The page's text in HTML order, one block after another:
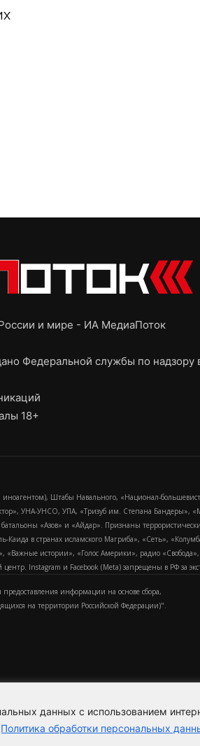
данных с использованием
обработки персональных
и мире - ИА МедиаПоток
Федеральной службы по надзору
18+
Штабы Навального, «Национал-
УНА-УНСО, УПА, «Тризуб им. Степана Бандеры»,
батальоны «Азов» и «Айдар». Признаны
в странах исламского Магриба», «Сеть»,
истории», «Голос Америки», радио
Instagram и Facebook (Metа) запрещены в РФ за
информации на основе сбора,
на территории Российской Федерации)".
Для справки
Политика обработки персональных